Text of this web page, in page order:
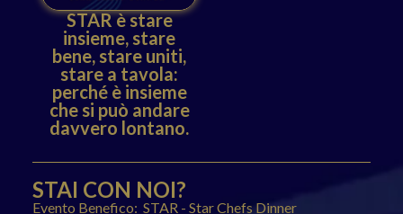
STAR è stare
insieme, stare
bene, stare uniti,
stare a tavola:
perché è insieme
che si può andare
davvero lontano.
STAI CON NOI?
Evento Benefico: STAR - Star Chefs Dinner